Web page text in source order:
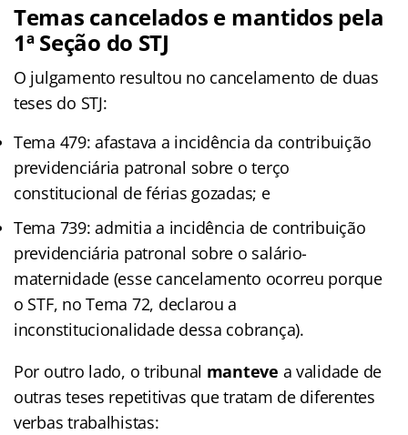
Temas cancelados e mantidos pela
1ª Seção do STJ
O julgamento resultou no cancelamento de duas
teses do STJ:
Tema 479: afastava a incidência da contribuição
previdenciária patronal sobre o terço
constitucional de férias gozadas; e
Tema 739: admitia a incidência de contribuição
previdenciária patronal sobre o salário-
maternidade (esse cancelamento ocorreu porque
o STF, no Tema 72, declarou a
inconstitucionalidade dessa cobrança).
Por outro lado, o tribunal manteve a validade de
outras teses repetitivas que tratam de diferentes
verbas trabalhistas: